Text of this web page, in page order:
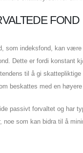
FOND
som indeksfond, kan
Dette er fordi konstant
til å gi
beskattes med en høyere
passivt forvaltet og har
noe som kan bidra til å